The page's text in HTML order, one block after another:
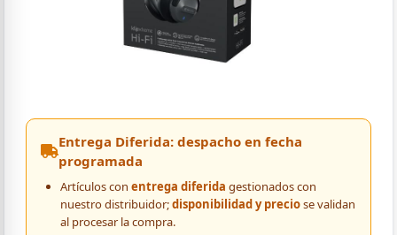
Entrega Diferida: despacho en fecha
programada
Artículos con entrega diferida gestionados con
nuestro distribuidor;disponibilidad y preciose validan
al procesar la compra.